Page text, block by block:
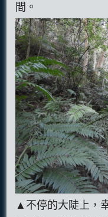
間。
▲不停的大陡上，